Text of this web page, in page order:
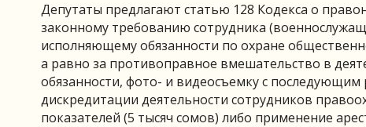
Депутаты предлагают статью 128 Кодекса о
законному требованию сотрудника
исполняющему обязанности по охране
а равно за противоправное вмешательство в
обязанности, фото- и видеосъемку с
дискредитации деятельности сотрудников
показателей (5 тысяч сомов) либо применение